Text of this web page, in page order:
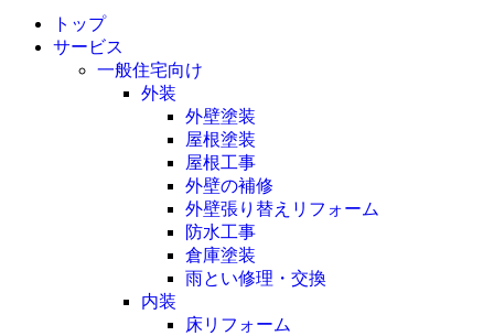
トップ
サービス
一般住宅向け
外装
外壁塗装
屋根塗装
屋根工事
外壁の補修
外壁張り替えリフォーム
防水工事
倉庫塗装
雨とい修理・交換
内装
床リフォーム